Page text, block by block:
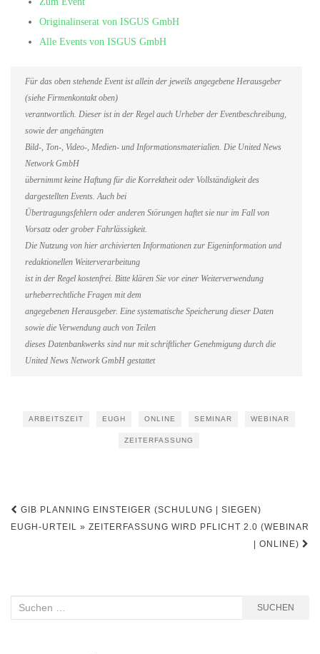
Originalinserat von ISGUS GmbH
Alle Events von ISGUS GmbH
Für das oben stehende Event ist allein der jeweils angegebene Herausgeber
(siehe Firmenkontakt oben)
verantwortlich. Dieser ist in der Regel auch Urheber der Eventbeschreibung,
sowie der angehängten
Bild-, Ton-, Video-, Medien- und Informationsmaterialien. Die United News
Network GmbH
übernimmt keine Haftung für die Korrektheit oder Vollständigkeit des
dargestellten Events. Auch bei
Übertragungsfehlern oder anderen Störungen haftet sie nur im Fall von
Vorsatz oder grober Fahrlässigkeit.
Die Nutzung von hier archivierten Informationen zur Eigeninformation und
redaktionellen Weiterverarbeitung
ist in der Regel kostenfrei. Bitte klären Sie vor einer Weiterverwendung
urheberrechtliche Fragen mit dem
angegebenen Herausgeber. Eine systematische Speicherung dieser Daten
sowie die Verwendung auch von Teilen
dieses Datenbankwerks sind nur mit schriftlicher Genehmigung durch die
United News Network GmbH gestattet
ARBEITSZEIT EUGH ONLINE SEMINAR WEBINAR
ZEITERFASSUNG
Beitragsnavigation
GIB PLANNING EINSTEIGER (SCHULUNG | SIEGEN)
EUGH-URTEIL » ZEITERFASSUNG WIRD PFLICHT 2.0 (WEBINAR
| ONLINE)
Suchen
SUCHEN